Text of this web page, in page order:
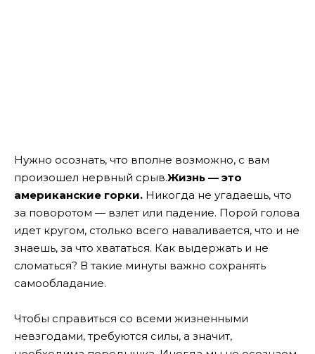
Нужно осознать, что вполне возможно, с вам
произошел нервный срыв.Жизнь — это
американские горки. Никогда не угадаешь, что
за поворотом — взлет или падение. Порой голова
идет кругом, столько всего наваливается, что и не
знаешь, за что хвататься. Как выдержать и не
сломаться? В такие минуты важно сохранять
самообладание.
Чтобы справиться со всеми жизненными
невзгодами, требуются силы, а значит,